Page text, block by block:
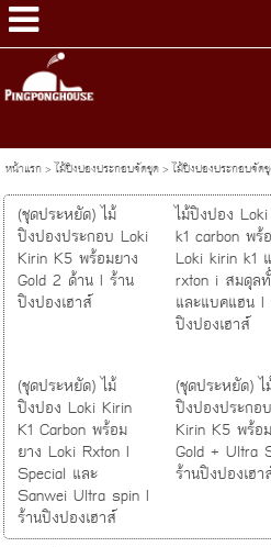
หน้าแรก>ไม้ปิงปองประกอบจัดชุด>ไม้ปิงปองประกอบจัด
(ชุดประหยัด) ไม้
ปิงปองประกอบ Loki
Kirin K5 พร้อมยาง
Gold 2 ด้าน I ร้าน
ปิงปองเฮาส์
ไม้ปิงปอง
k1 carbon พร้
Loki kirin k1
rxton i สมดุล
และแบคแฮน I
ปิงปองเฮาส์
(ชุดประหยัด) ไม้
ปิงปอง Loki Kirin
K1 Carbon พร้อม
ยาง Loki Rxton I
Special และ
Sanwei Ultra spin I
ร้านปิงปองเฮาส์
(ชุดประหยัด) ไ
ปิงปองประกอ
Kirin K5 พร้อ
Gold + Ultra
ร้านปิงปองเฮา